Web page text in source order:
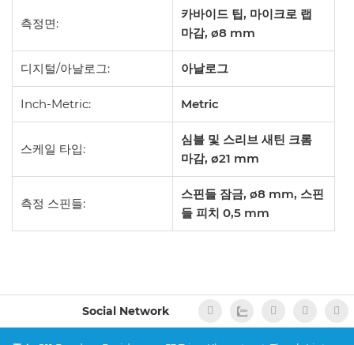
측정면:
카바이드 팁, 마이크로 랩
마감, ø8 mm
디지털/아날로그: 아날로그
Inch-Metric: Metric
스케일 타입:
심블 및 스리브 새틴 크롬
마감, ø21 mm
측정 스핀들:
스핀들 잠금, ø8 mm, 스핀
들 피치 0,5 mm
Social Network